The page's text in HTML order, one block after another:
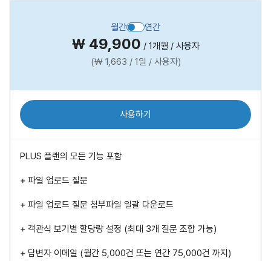
₩ 49,900 / 1개월 / 사용자
(₩ 1,663 / 1일 / 사용자)
사용하기
PLUS 플랜의 모든 기능 포함
+ 파일 업로드 질문
+ 파일 업로드 질문 첨부파일 일괄 다운로드
+ 객관식 보기별 할당량 설정 (최대 3개 질문 조합 가능)
+ 답변자 이메일 (월간 5,000건 또는 연간 75,000건 까지)